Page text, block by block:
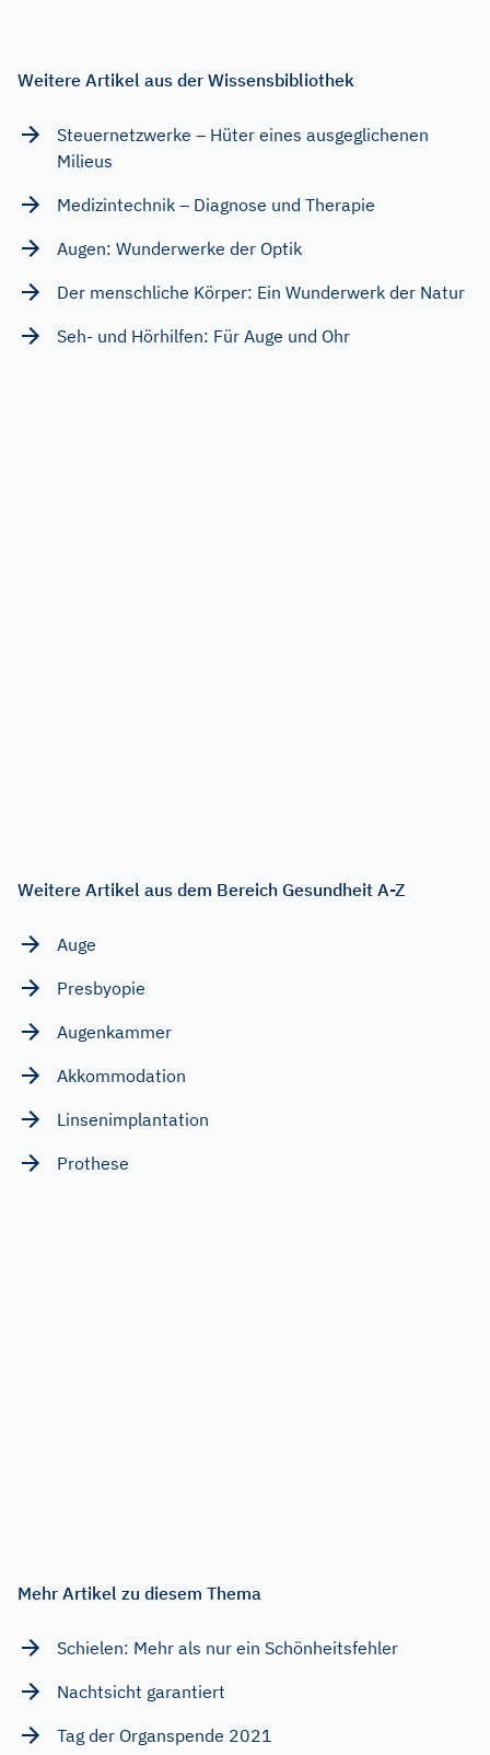
Weitere Artikel aus der Wissensbibliothek
Steuernetzwerke – Hüter eines ausgeglichenen
Milieus
Medizintechnik – Diagnose und Therapie
Augen: Wunderwerke der Optik
Der menschliche Körper: Ein Wunderwerk der Natur
Seh- und Hörhilfen: Für Auge und Ohr
Weitere Artikel aus dem Bereich Gesundheit A-Z
Auge
Presbyopie
Augenkammer
Akkommodation
Linsenimplantation
Prothese
Mehr Artikel zu diesem Thema
Schielen: Mehr als nur ein Schönheitsfehler
Nachtsicht garantiert
Tag der Organspende 2021